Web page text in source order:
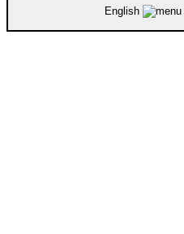
English